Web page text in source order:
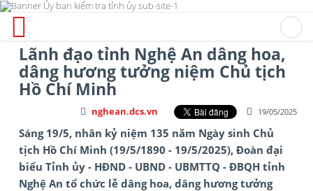
Lãnh đạo tỉnh Nghệ An dâng hoa,
dâng hương tưởng niệm Chủ tịch
Hồ Chí Minh
19/05/2025
nghean.dcs.vn
Sáng 19/5, nhân kỷ niệm 135 năm Ngày sinh Chủ
tịch Hồ Chí Minh (19/5/1890 - 19/5/2025), Đoàn đại
biểu Tỉnh ủy - HĐND - UBND - UBMTTQ - ĐBQH tỉnh
Nghệ An tổ chức lễ dâng hoa, dâng hương tưởng